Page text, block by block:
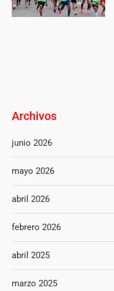
Archivos
junio 2026
mayo 2026
abril 2026
febrero 2026
abril 2025
marzo 2025